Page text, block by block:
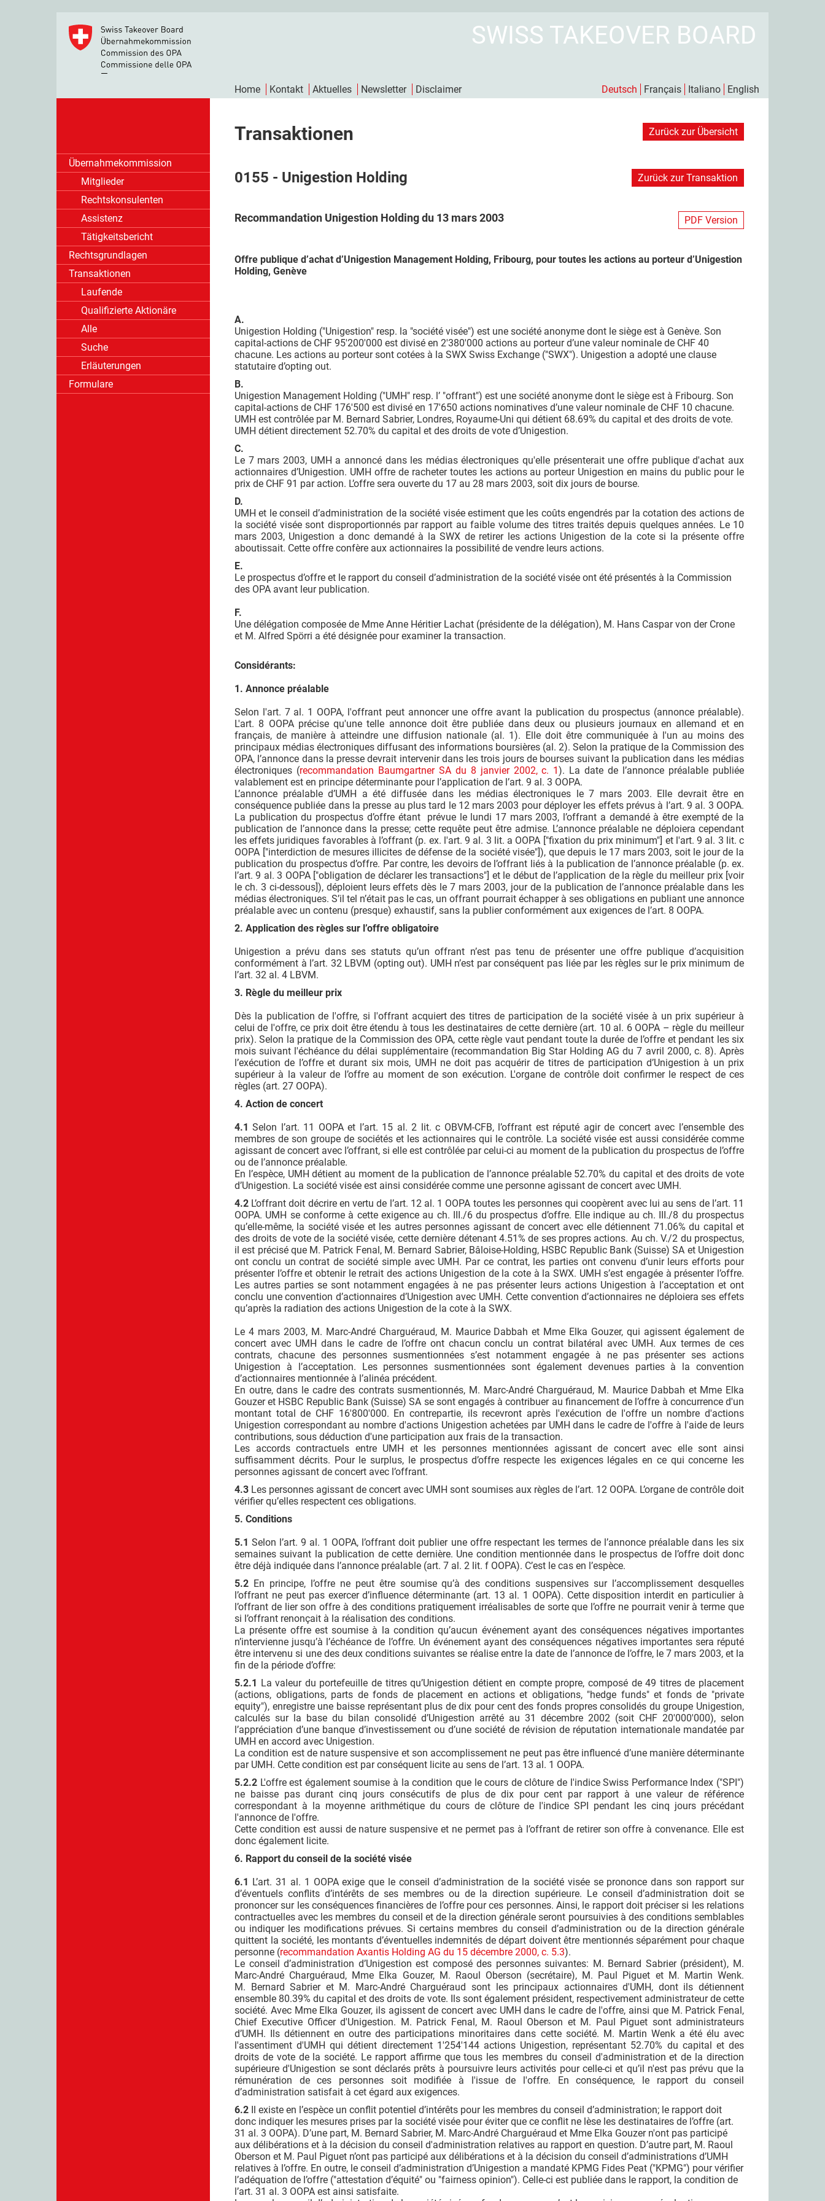
SWISS TAKEOVER BOARD
Home Kontakt Aktuelles Newsletter Disclaimer Deutsch Français Italiano English
Übernahmekommission
Mitglieder
Rechtskonsulenten
Assistenz
Tätigkeitsbericht
Rechtsgrundlagen
Transaktionen
Laufende
Qualifizierte Aktionäre
Alle
Suche
Erläuterungen
Formulare
Transaktionen Zurück zur Übersicht
0155 - Unigestion Holding Zurück zur Transaktion
Recommandation Unigestion Holding du 13 mars 2003 PDF Version
Offre publique d’achat d’Unigestion Management Holding, Fribourg, pour toutes les actions au porteur d’Unigestion
Holding, Genève
A.
Unigestion Holding ("Unigestion" resp. la "société visée") est une société anonyme dont le siège est à Genève. Son
capital-actions de CHF 95'200'000 est divisé en 2'380'000 actions au porteur d’une valeur nominale de CHF 40
chacune. Les actions au porteur sont cotées à la SWX Swiss Exchange ("SWX"). Unigestion a adopté une clause
statutaire d’opting out.
B.
Unigestion Management Holding ("UMH" resp. l’ "offrant") est une société anonyme dont le siège est à Fribourg. Son
capital-actions de CHF 176'500 est divisé en 17'650 actions nominatives d’une valeur nominale de CHF 10 chacune.
UMH est contrôlée par M. Bernard Sabrier, Londres, Royaume-Uni qui détient 68.69% du capital et des droits de vote.
UMH détient directement 52.70% du capital et des droits de vote d’Unigestion.
C.
Le 7 mars 2003, UMH a annoncé dans les médias électroniques qu'elle présenterait une offre publique d'achat aux
actionnaires d’Unigestion. UMH offre de racheter toutes les actions au porteur Unigestion en mains du public pour le
prix de CHF 91 par action. L’offre sera ouverte du 17 au 28 mars 2003, soit dix jours de bourse.
D.
UMH et le conseil d’administration de la société visée estiment que les coûts engendrés par la cotation des actions de
la société visée sont disproportionnés par rapport au faible volume des titres traités depuis quelques années. Le 10
mars 2003, Unigestion a donc demandé à la SWX de retirer les actions Unigestion de la cote si la présente offre
aboutissait. Cette offre confère aux actionnaires la possibilité de vendre leurs actions.
E.
Le prospectus d’offre et le rapport du conseil d’administration de la société visée ont été présentés à la Commission
des OPA avant leur publication.
F.
Une délégation composée de Mme Anne Héritier Lachat (présidente de la délégation), M. Hans Caspar von der Crone
et M. Alfred Spörri a été désignée pour examiner la transaction.
Considérants:
1. Annonce préalable
Selon l'art. 7 al. 1 OOPA, l'offrant peut annoncer une offre avant la publication du prospectus (annonce préalable).
L'art. 8 OOPA précise qu'une telle annonce doit être publiée dans deux ou plusieurs journaux en allemand et en
français, de manière à atteindre une diffusion nationale (al. 1). Elle doit être communiquée à l'un au moins des
principaux médias électroniques diffusant des informations boursières (al. 2). Selon la pratique de la Commission des
OPA, l’annonce dans la presse devrait intervenir dans les trois jours de bourses suivant la publication dans les médias
électroniques (recommandation Baumgartner SA du 8 janvier 2002, c. 1). La date de l’annonce préalable publiée
valablement est en principe déterminante pour l’application de l’art. 9 al. 3 OOPA.
L’annonce préalable d’UMH a été diffusée dans les médias électroniques le 7 mars 2003. Elle devrait être en
conséquence publiée dans la presse au plus tard le 12 mars 2003 pour déployer les effets prévus à l’art. 9 al. 3 OOPA.
La publication du prospectus d’offre étant prévue le lundi 17 mars 2003, l’offrant a demandé à être exempté de la
publication de l’annonce dans la presse; cette requête peut être admise. L’annonce préalable ne déploiera cependant
les effets juridiques favorables à l’offrant (p. ex. l'art. 9 al. 3 lit. a OOPA ["fixation du prix minimum"] et l'art. 9 al. 3 lit. c
OOPA ["interdiction de mesures illicites de défense de la société visée"]), que depuis le 17 mars 2003, soit le jour de la
publication du prospectus d’offre. Par contre, les devoirs de l’offrant liés à la publication de l’annonce préalable (p. ex.
l’art. 9 al. 3 OOPA ["obligation de déclarer les transactions"] et le début de l’application de la règle du meilleur prix [voir
le ch. 3 ci-dessous]), déploient leurs effets dès le 7 mars 2003, jour de la publication de l’annonce préalable dans les
médias électroniques. S’il tel n’était pas le cas, un offrant pourrait échapper à ses obligations en publiant une annonce
préalable avec un contenu (presque) exhaustif, sans la publier conformément aux exigences de l’art. 8 OOPA.
2. Application des règles sur l’offre obligatoire
Unigestion a prévu dans ses statuts qu’un offrant n’est pas tenu de présenter une offre publique d’acquisition
conformément à l’art. 32 LBVM (opting out). UMH n’est par conséquent pas liée par les règles sur le prix minimum de
l’art. 32 al. 4 LBVM.
3. Règle du meilleur prix
Dès la publication de l'offre, si l'offrant acquiert des titres de participation de la société visée à un prix supérieur à
celui de l'offre, ce prix doit être étendu à tous les destinataires de cette dernière (art. 10 al. 6 OOPA – règle du meilleur
prix). Selon la pratique de la Commission des OPA, cette règle vaut pendant toute la durée de l’offre et pendant les six
mois suivant l'échéance du délai supplémentaire (recommandation Big Star Holding AG du 7 avril 2000, c. 8). Après
l’exécution de l’offre et durant six mois, UMH ne doit pas acquérir de titres de participation d’Unigestion à un prix
supérieur à la valeur de l’offre au moment de son exécution. L'organe de contrôle doit confirmer le respect de ces
règles (art. 27 OOPA).
4. Action de concert
4.1Selon l’art. 11 OOPA et l’art. 15 al. 2 lit. c OBVM-CFB, l’offrant est réputé agir de concert avec l’ensemble des
membres de son groupe de sociétés et les actionnaires qui le contrôle. La société visée est aussi considérée comme
agissant de concert avec l’offrant, si elle est contrôlée par celui-ci au moment de la publication du prospectus de l’offre
ou de l’annonce préalable.
En l’espèce, UMH détient au moment de la publication de l’annonce préalable 52.70% du capital et des droits de vote
d’Unigestion. La société visée est ainsi considérée comme une personne agissant de concert avec UMH.
4.2 L’offrant doit décrire en vertu de l’art. 12 al. 1 OOPA toutes les personnes qui coopèrent avec lui au sens de l’art. 11
OOPA. UMH se conforme à cette exigence au ch. III./6 du prospectus d’offre. Elle indique au ch. III./8 du prospectus
qu’elle-même, la société visée et les autres personnes agissant de concert avec elle détiennent 71.06% du capital et
des droits de vote de la société visée, cette dernière détenant 4.51% de ses propres actions. Au ch. V./2 du prospectus,
il est précisé que M. Patrick Fenal, M. Bernard Sabrier, Bâloise-Holding, HSBC Republic Bank (Suisse) SA et Unigestion
ont conclu un contrat de société simple avec UMH. Par ce contrat, les parties ont convenu d’unir leurs efforts pour
présenter l’offre et obtenir le retrait des actions Unigestion de la cote à la SWX. UMH s’est engagée à présenter l’offre.
Les autres parties se sont notamment engagées à ne pas présenter leurs actions Unigestion à l’acceptation et ont
conclu une convention d’actionnaires d’Unigestion avec UMH. Cette convention d’actionnaires ne déploiera ses effets
qu’après la radiation des actions Unigestion de la cote à la SWX.
Le 4 mars 2003, M. Marc-André Charguéraud, M. Maurice Dabbah et Mme Elka Gouzer, qui agissent également de
concert avec UMH dans le cadre de l’offre ont chacun conclu un contrat bilatéral avec UMH. Aux termes de ces
contrats, chacune des personnes susmentionnées s’est notamment engagée à ne pas présenter ses actions
Unigestion à l’acceptation. Les personnes susmentionnées sont également devenues parties à la convention
d’actionnaires mentionnée à l’alinéa précédent.
En outre, dans le cadre des contrats susmentionnés, M. Marc-André Charguéraud, M. Maurice Dabbah et Mme Elka
Gouzer et HSBC Republic Bank (Suisse) SA se sont engagés à contribuer au financement de l’offre à concurrence d'un
montant total de CHF 16'800'000. En contrepartie, ils recevront après l'exécution de l'offre un nombre d'actions
Unigestion correspondant au nombre d'actions Unigestion achetées par UMH dans le cadre de l'offre à l'aide de leurs
contributions, sous déduction d'une participation aux frais de la transaction.
Les accords contractuels entre UMH et les personnes mentionnées agissant de concert avec elle sont ainsi
suffisamment décrits. Pour le surplus, le prospectus d’offre respecte les exigences légales en ce qui concerne les
personnes agissant de concert avec l’offrant.
4.3 Les personnes agissant de concert avec UMH sont soumises aux règles de l’art. 12 OOPA. L’organe de contrôle doit
vérifier qu’elles respectent ces obligations.
5. Conditions
5.1 Selon l’art. 9 al. 1 OOPA, l’offrant doit publier une offre respectant les termes de l’annonce préalable dans les six
semaines suivant la publication de cette dernière. Une condition mentionnée dans le prospectus de l’offre doit donc
être déjà indiquée dans l’annonce préalable (art. 7 al. 2 lit. f OOPA). C’est le cas en l’espèce.
5.2 En principe, l’offre ne peut être soumise qu’à des conditions suspensives sur l’accomplissement desquelles
l’offrant ne peut pas exercer d’influence déterminante (art. 13 al. 1 OOPA). Cette disposition interdit en particulier à
l’offrant de lier son offre à des conditions pratiquement irréalisables de sorte que l’offre ne pourrait venir à terme que
si l’offrant renonçait à la réalisation des conditions.
La présente offre est soumise à la condition qu’aucun événement ayant des conséquences négatives importantes
n’intervienne jusqu’à l’échéance de l’offre. Un événement ayant des conséquences négatives importantes sera réputé
être intervenu si une des deux conditions suivantes se réalise entre la date de l’annonce de l’offre, le 7 mars 2003, et la
fin de la période d’offre:
5.2.1 La valeur du portefeuille de titres qu’Unigestion détient en compte propre, composé de 49 titres de placement
(actions, obligations, parts de fonds de placement en actions et obligations, "hedge funds" et fonds de "private
equity"), enregistre une baisse représentant plus de dix pour cent des fonds propres consolidés du groupe Unigestion,
calculés sur la base du bilan consolidé d’Unigestion arrêté au 31 décembre 2002 (soit CHF 20'000'000), selon
l’appréciation d’une banque d’investissement ou d’une société de révision de réputation internationale mandatée par
UMH en accord avec Unigestion.
La condition est de nature suspensive et son accomplissement ne peut pas être influencé d’une manière déterminante
par UMH. Cette condition est par conséquent licite au sens de l’art. 13 al. 1 OOPA.
5.2.2 L'offre est également soumise à la condition que le cours de clôture de l'indice Swiss Performance Index ("SPI")
ne baisse pas durant cinq jours consécutifs de plus de dix pour cent par rapport à une valeur de référence
correspondant à la moyenne arithmétique du cours de clôture de l'indice SPI pendant les cinq jours précédant
l'annonce de l'offre.
Cette condition est aussi de nature suspensive et ne permet pas à l’offrant de retirer son offre à convenance. Elle est
donc également licite.
6. Rapport du conseil de la société visée
6.1 L’art. 31 al. 1 OOPA exige que le conseil d’administration de la société visée se prononce dans son rapport sur
d’éventuels conflits d’intérêts de ses membres ou de la direction supérieure. Le conseil d’administration doit se
prononcer sur les conséquences financières de l’offre pour ces personnes. Ainsi, le rapport doit préciser si les relations
contractuelles avec les membres du conseil et de la direction générale seront poursuivies à des conditions semblables
ou indiquer les modifications prévues. Si certains membres du conseil d’administration ou de la direction générale
quittent la société, les montants d’éventuelles indemnités de départ doivent être mentionnés séparément pour chaque
personne (recommandation Axantis Holding AG du 15 décembre 2000, c. 5.3).
Le conseil d’administration d’Unigestion est composé des personnes suivantes: M. Bernard Sabrier (président), M.
Marc-André Charguéraud, Mme Elka Gouzer, M. Raoul Oberson (secrétaire), M. Paul Piguet et M. Martin Wenk.
M. Bernard Sabrier et M. Marc-André Charguéraud sont les principaux actionnaires d'UMH, dont ils détiennent
ensemble 80.39% du capital et des droits de vote. Ils sont également président, respectivement administrateur de cette
société. Avec Mme Elka Gouzer, ils agissent de concert avec UMH dans le cadre de l'offre, ainsi que M. Patrick Fenal,
Chief Executive Officer d'Unigestion. M. Patrick Fenal, M. Raoul Oberson et M. Paul Piguet sont administrateurs
d’UMH. Ils détiennent en outre des participations minoritaires dans cette société. M. Martin Wenk a été élu avec
l'assentiment d'UMH qui détient directement 1'254'144 actions Unigestion, représentant 52.70% du capital et des
droits de vote de la société. Le rapport affirme que tous les membres du conseil d'administration et de la direction
supérieure d'Unigestion se sont déclarés prêts à poursuivre leurs activités pour celle-ci et qu’il n'est pas prévu que la
rémunération de ces personnes soit modifiée à l'issue de l'offre. En conséquence, le rapport du conseil
d’administration satisfait à cet égard aux exigences.
6.2 Il existe en l’espèce un conflit potentiel d’intérêts pour les membres du conseil d’administration; le rapport doit
donc indiquer les mesures prises par la société visée pour éviter que ce conflit ne lèse les destinataires de l’offre (art.
31 al. 3 OOPA). D’une part, M. Bernard Sabrier, M. Marc-André Charguéraud et Mme Elka Gouzer n'ont pas participé
aux délibérations et à la décision du conseil d'administration relatives au rapport en question. D’autre part, M. Raoul
Oberson et M. Paul Piguet n’ont pas participé aux délibérations et à la décision du conseil d’administrations d’UMH
relatives à l’offre. En outre, le conseil d’administration d’Unigestion a mandaté KPMG Fides Peat ("KPMG") pour vérifier
l’adéquation de l’offre ("attestation d’équité" ou "fairness opinion"). Celle-ci est publiée dans le rapport, la condition de
l’art. 31 al. 3 OOPA est ainsi satisfaite.